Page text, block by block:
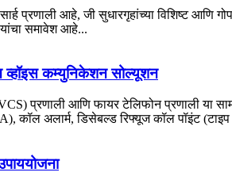
प्रणाली आहे, जी सुधारगृहांच्या विशिष्ट
समावेश आहे...
व्हॉइस कम्युनिकेशन सोल्यूशन
प्रणाली आणि फायर टेलिफोन प्रणाली या
कॉल अलार्म, डिसेबल्ड रिफ्यूज कॉल पॉइंट